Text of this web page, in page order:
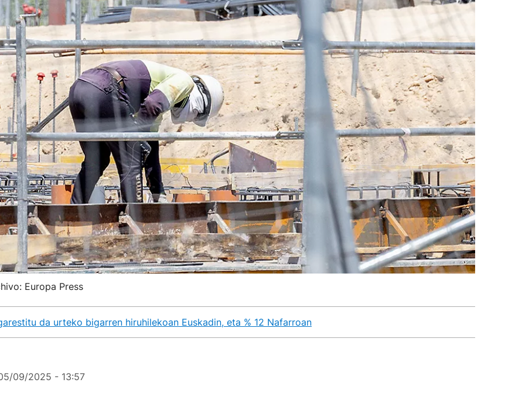
Europa Press
da urteko bigarren hiruhilekoan Euskadin, eta % 12 Nafarroan
09/2025 - 13:57